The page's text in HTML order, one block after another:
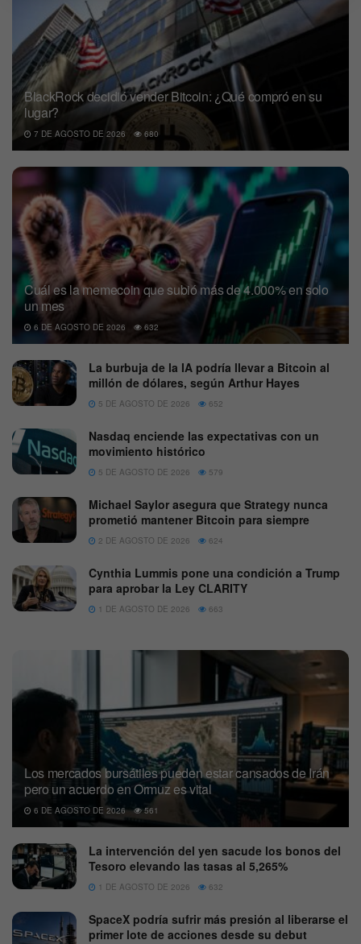
BlackRock decidió vender Bitcoin: ¿Qué compró en su
lugar?
7 DE AGOSTO DE 2026 680
Cuál es la memecoin que subió más de 4.000% en solo
un mes
6 DE AGOSTO DE 2026 632
La burbuja de la IA podría llevar a Bitcoin al
millón de dólares, según Arthur Hayes
5 DE AGOSTO DE 2026 652
Nasdaq enciende las expectativas con un
movimiento histórico
5 DE AGOSTO DE 2026 579
Michael Saylor asegura que Strategy nunca
prometió mantener Bitcoin para siempre
2 DE AGOSTO DE 2026 624
Cynthia Lummis pone una condición a Trump
para aprobar la Ley CLARITY
1 DE AGOSTO DE 2026 663
Los mercados bursátiles pueden estar cansados de Irán
pero un acuerdo en Ormuz es vital
6 DE AGOSTO DE 2026 561
La intervención del yen sacude los bonos del
Tesoro elevando las tasas al 5,265%
1 DE AGOSTO DE 2026 632
SpaceX podría sufrir más presión al liberarse el
primer lote de acciones desde su debut